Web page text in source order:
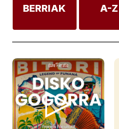
BERRIAK A-Z